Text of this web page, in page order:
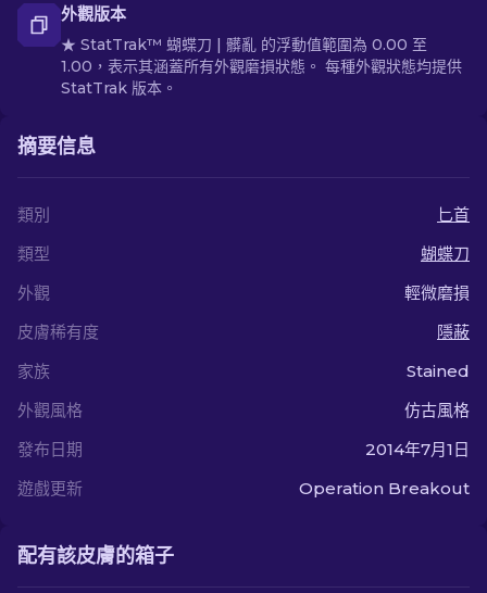
外觀版本
★ StatTrak™ 蝴蝶刀 | 髒亂 的浮動值範圍為 0.00 至
1.00，表示其涵蓋所有外觀磨損狀態。 每種外觀狀態均提供
StatTrak 版本。
摘要信息
類別
匕首
類型
蝴蝶刀
外觀
輕微磨損
皮膚稀有度
隱蔽
家族
Stained
外觀風格
仿古風格
發布日期
2014年7月1日
遊戲更新
Operation Breakout
配有該皮膚的箱子